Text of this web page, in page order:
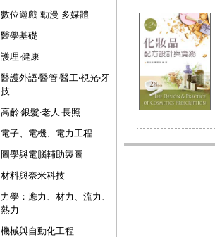
數位遊戲 動漫 多媒體
醫學基礎
護理‧健康
醫護外語‧醫管‧醫工‧視光‧牙
技
高齡‧銀髮‧老人‧長照
電子、電機、電力工程
圖學與電腦輔助製圖
材料與奈米科技
力學：應力、材力、流力、
熱力
機械與自動化工程